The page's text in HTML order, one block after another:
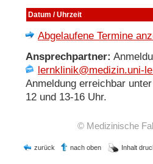
Datum / Uhrzeit
Abgelaufene Termine
Ansprechpartner:
lernklinik@medizin.uni-
Anmeldung erreichbar
12 und 13-16 Uhr.
© Medizinische
zurück nach oben Inhalt